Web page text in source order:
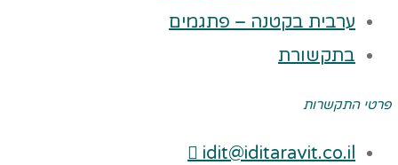
ערבית בקטנה – פתגמים
בתקשורת
פרטי התקשרות
idit@iditaravit.co.il